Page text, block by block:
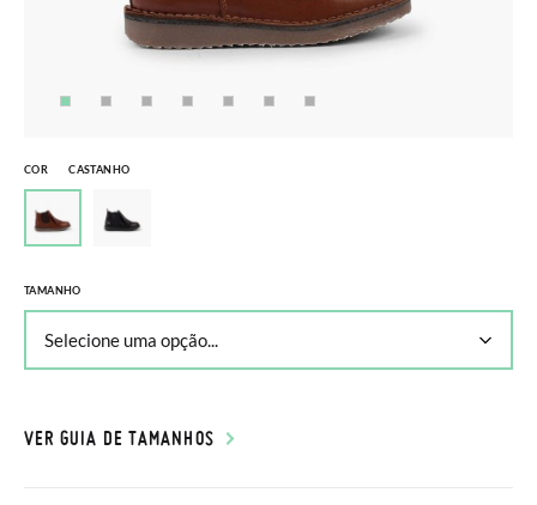
COR CASTANHO
TAMANHO
VER GUIA DE TAMANHOS